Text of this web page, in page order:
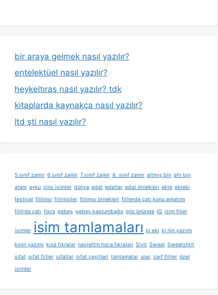
bir araya gelmek nasıl yazılır?
entelektüel nasıl yazılır?
heykeltıraş nasıl yazılır? tdk
kitaplarda kaynakça nasıl yazılır?
ltd şti nasıl yazılır?
5.sınıf zamir 6.sınıf zamir 7.sınıf zamir 8. sınıf zamir altmış bin altı bin
atam ayku cins isimler dünya edat edatlar edat örnekleri ekte ekteki
festival fiilimsi fiilimsiler fiilimsi örnekleri fiillerde çatı konu anlatımı
fiillrde çatı fıkra gebeş gebeş kaplumbağa göz önünde IQ isim fiiler
isimler isim tamlamaları ki eki ki nin yazımı
kinin yazımı kısa fıkralar nasrettin hoca fıkraları Sivit Sweat Sweatshirt
sıfat sıfat fiiller sıfatlar sıfat çeşitleri tamlamalar ulaç zarf fiiller özel
isimler